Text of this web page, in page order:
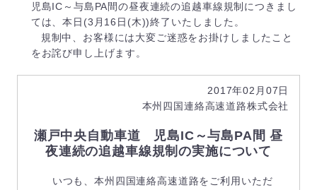
児島IC～与島PA間の昼夜連続の追越車線規制につきまし
ては、本日(3月16日(木))終了いたしました。
規制中、お客様には大変ご迷惑をお掛けしましたこと
をお詫び申し上げます。
2017年02月07日
本州四国連絡高速道路株式会社
瀬戸中央自動車道 児島IC～与島PA間 昼
夜連続の追越車線規制の実施について
いつも、本州四国連絡高速道路をご利用いただ